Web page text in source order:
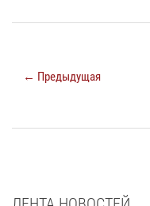
← Предыдущая